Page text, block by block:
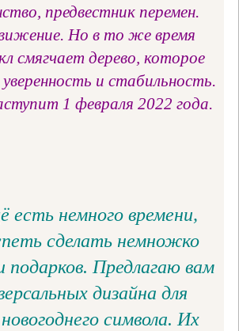
предвестник перемен.
Но в то же время
смягчает дерево, которое
и стабильность.
1 февраля 2022 года.
есть немного времени,
сделать немножко
подарков. Предлагаю вам
дизайна для
символа. Их